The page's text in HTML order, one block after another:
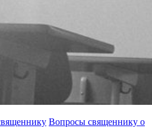
Вопросы священнику о